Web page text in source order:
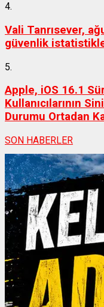
4.
Vali Tanrısever,
güvenlik
5.
Apple, iOS 16.1
Kullanıcılarının
Durumu Ortadan
SON HABERLER